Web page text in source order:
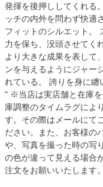
発揮を後押ししてくれる
ッチの内外を問わず快適
フィットのシルエット。
力を保ち、没頭させてく
より大きな成果を表して
ンを与えるようにジャー
れている。 誇りを身に纏
" ※当店は実店舗と在庫
庫調整のタイムラグによ
す。その際はメールにて
ださい。また、お客様の
や、写真を撮った時の写
の色が違って見える場合
注文をお願いいたします。